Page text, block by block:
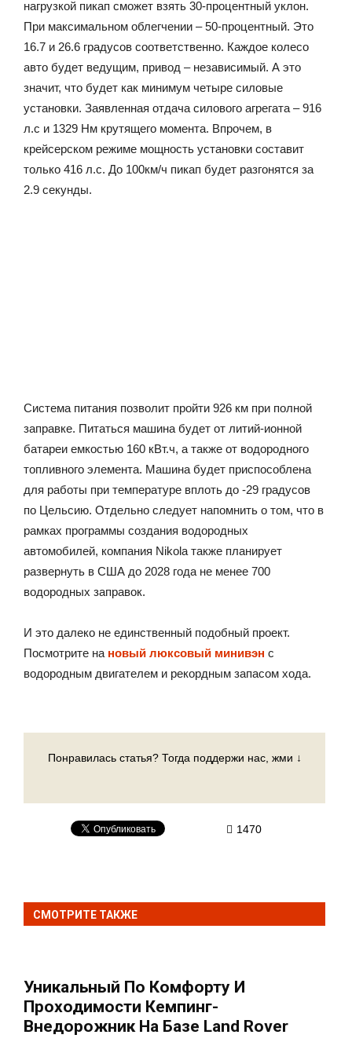
нагрузкой пикап сможет взять 30-процентный уклон.
При максимальном облегчении – 50-процентный. Это
16.7 и 26.6 градусов соответственно. Каждое колесо
авто будет ведущим, привод – независимый. А это
значит, что будет как минимум четыре силовые
установки. Заявленная отдача силового агрегата – 916
л.с и 1329 Нм крутящего момента. Впрочем, в
крейсерском режиме мощность установки составит
только 416 л.с. До 100км/ч пикап будет разгонятся за
2.9 секунды.
Система питания позволит пройти 926 км при полной
заправке. Питаться машина будет от литий-ионной
батареи емкостью 160 кВт.ч, а также от водородного
топливного элемента. Машина будет приспособлена
для работы при температуре вплоть до -29 градусов
по Цельсию. Отдельно следует напомнить о том, что в
рамках программы создания водородных
автомобилей, компания Nikola также планирует
развернуть в США до 2028 года не менее 700
водородных заправок.
И это далеко не единственный подобный проект.
Посмотрите на новый люксовый минивэн с
водородным двигателем и рекордным запасом хода.
Понравилась статья? Тогда поддержи нас, жми ↓
1470
СМОТРИТЕ ТАКЖЕ
Уникальный По Комфорту И
Проходимости Кемпинг-
Внедорожник На Базе Land Rover